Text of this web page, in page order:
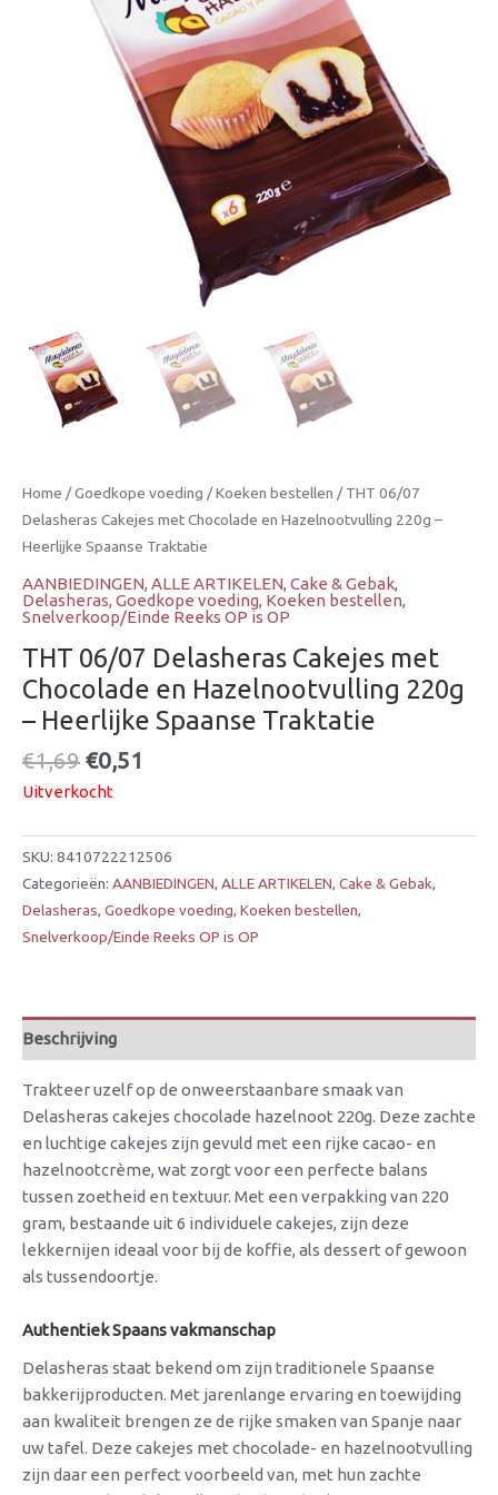
Home /Goedkope voeding /Koeken bestellen / THT 06/07
Delasheras Cakejes met Chocolade en Hazelnootvulling 220g –
Heerlijke Spaanse Traktatie
AANBIEDINGEN, ALLE ARTIKELEN, Cake & Gebak,
Delasheras, Goedkope voeding, Koeken bestellen,
Snelverkoop/Einde Reeks OP is OP
THT 06/07 Delasheras Cakejes met
Chocolade en Hazelnootvulling 220g
– Heerlijke Spaanse Traktatie
€1,69 €0,51
Uitverkocht
SKU: 8410722212506
Categorieën: AANBIEDINGEN, ALLE ARTIKELEN, Cake & Gebak,
Delasheras, Goedkope voeding, Koeken bestellen,
Snelverkoop/Einde Reeks OP is OP
Beschrijving
Trakteer uzelf op de onweerstaanbare smaak van
Delasheras cakejes chocolade hazelnoot 220g. Deze zachte
en luchtige cakejes zijn gevuld met een rijke cacao- en
hazelnootcrème, wat zorgt voor een perfecte balans
tussen zoetheid en textuur. Met een verpakking van 220
gram, bestaande uit 6 individuele cakejes, zijn deze
lekkernijen ideaal voor bij de koffie, als dessert of gewoon
als tussendoortje.
Authentiek Spaans vakmanschap
Delasheras staat bekend om zijn traditionele Spaanse
bakkerijproducten. Met jarenlange ervaring en toewijding
aan kwaliteit brengen ze de rijke smaken van Spanje naar
uw tafel. Deze cakejes met chocolade- en hazelnootvulling
zijn daar een perfect voorbeeld van, met hun zachte